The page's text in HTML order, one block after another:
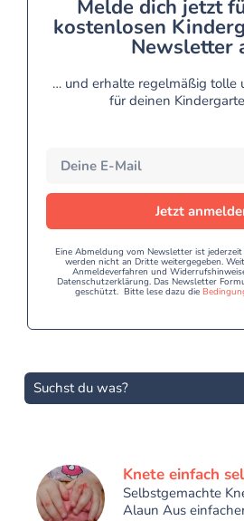
Melde dich jetzt
kostenlosen
Newsletter
… und erhalte regelmäßig tolle
für deinen
Jetzt
Eine Abmeldung vom Newsletter ist
werden nicht an Dritte weitergegeben.
Anmeldeverfahren und
Datenschutzerklärung. Das Newsletter
geschützt. Bitte lese dazu die
Knete einfach
Selbstgemachte
Alaun Aus